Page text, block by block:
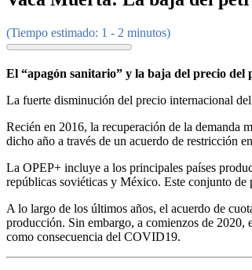
(Tiempo estimado: 1 - 2 minutos)
El “apagón sanitario” y la baja del precio del
La fuerte disminución del precio internacional
Recién en 2016, la recuperación de la demanda
dicho año a través de un acuerdo de restricción
La OPEP+ incluye a los principales países
repúblicas soviéticas y México. Este conjunto de
A lo largo de los últimos años, el acuerdo de
producción. Sin embargo, a comienzos de 2020,
como consecuencia del COVID19.